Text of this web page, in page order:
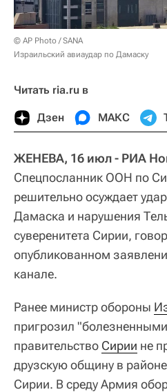
© AP Photo / SANA
Израильский авиаудар по Дамаску
Читать ria.ru в
Дзен МАКС
ЖЕНЕВА, 16 июл - РИА
Спецпосланник ООН по
решительно осуждает
Дамаска и нарушения
суверенитета Сирии,
опубликованном
канале.
Ранее министр обороны
пригрозил
правительство Сирии не
друзскую общину в
Сирии. В среду Армия